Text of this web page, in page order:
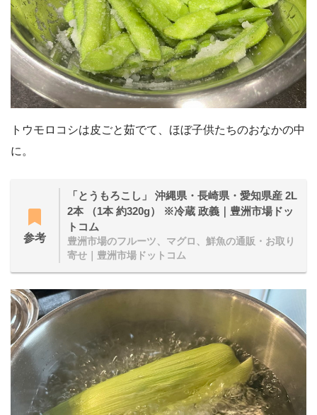
トウモロコシは皮ごと茹でて、ほぼ子供たちのおなかの中
に。
参考
「とうもろこし」 沖縄県・長崎県・愛知県産 2L
2本 （1本 約320g） ※冷蔵 政義｜豊洲市場ドッ
トコム
豊洲市場のフルーツ、マグロ、鮮魚の通販・お取り
寄せ｜豊洲市場ドットコム